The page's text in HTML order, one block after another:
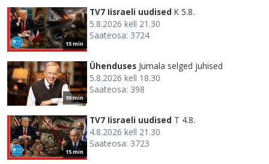
15 min
TV7 Iisraeli uudised K 5.8.
5.8.2026 kell 21.30
Saateosa: 3724
30 min
Ühenduses Jumala selged juhised
5.8.2026 kell 18.30
Saateosa: 398
15 min
TV7 Iisraeli uudised T 4.8.
4.8.2026 kell 21.30
Saateosa: 3723